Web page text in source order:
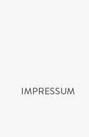
IMPRESSUM